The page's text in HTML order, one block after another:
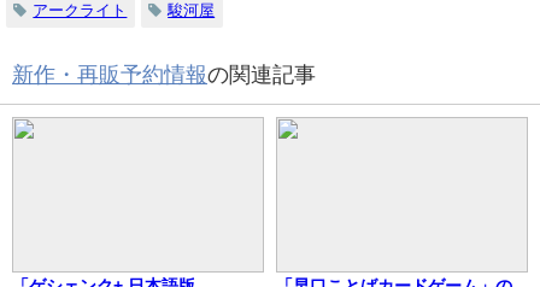
アークライト 駿河屋
新作・再販予約情報の関連記事